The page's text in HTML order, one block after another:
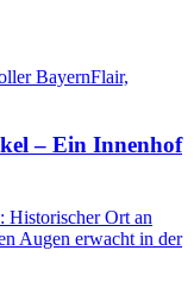
– Ein Innenhof
Historischer Ort an
Augen erwacht in der